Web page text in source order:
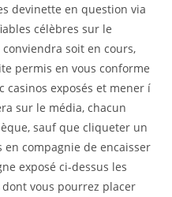
devinette en question via
célèbres sur le
soit en cours,
permis en vous conforme
exposés et mener í
sur le média, chacun
sauf que cliqueter un
compagnie de encaisser
exposé ci-dessus les
vous pourrez placer